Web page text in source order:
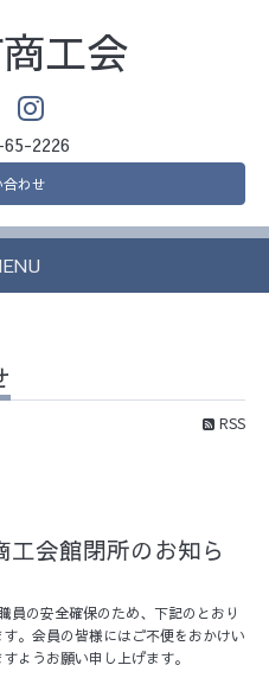
工会
2226
わせ
RSS
会館閉所のお知ら
員の安全確保のため、下記のとおり
。会員の皆様にはご不便をおかけい
ようお願い申し上げます。